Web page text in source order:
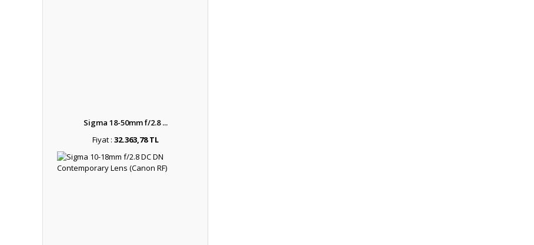
Sigma 18-50mm f/2.8 ...
Fiyat : 32.363,78 TL